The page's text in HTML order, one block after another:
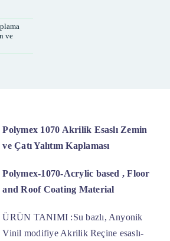
ve
Polymex 1070 Akrilik Esaslı Zemin
ve Çatı Yalıtım Kaplaması
Polymex-1070-Acrylic based , Floor
and Roof Coating Material
ÜRÜN TANIMI :Su bazlı, Anyonik
Vinil modifiye Akrilik Reçine esaslı-